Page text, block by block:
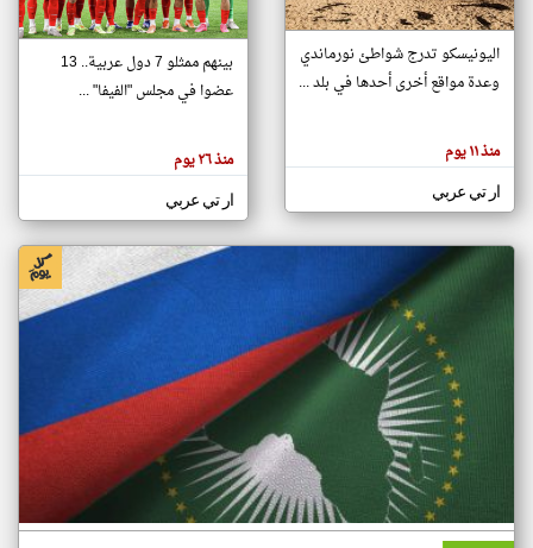
تغيير الدولة
اخبار جزر القمر على مدار الساعة
أهم اخبار جزر القمر العاجلة والمباشرة
هنا عن
وجهة
كاتبيها.
اليونيسكو تدرج شواطئ نورماندي
وعدة مواقع أخرى أحدها في بلد ...
منذ ١١ يوم
ار تي عربي
بينهم ممثلو 7 دول عربية.. 13
عضوا في مجلس "الفيفا" ...
منذ ٢٦ يوم
ار تي عربي
klyoum.com